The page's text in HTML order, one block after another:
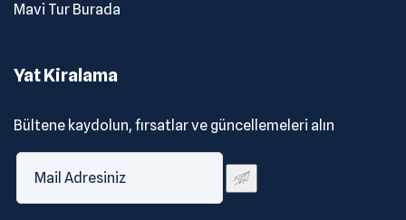
Mavi Tur Burada
Yat Kiralama
Bültene kaydolun, fırsatlar ve güncellemeleri alın